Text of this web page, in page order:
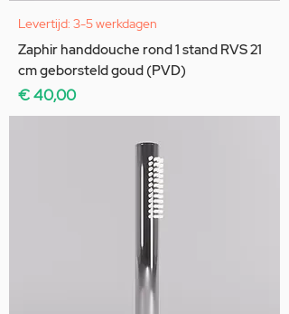
Levertijd: 3-5 werkdagen
Zaphir handdouche rond 1 stand RVS 21
cm geborsteld goud (PVD)
Prijs
€ 40,00